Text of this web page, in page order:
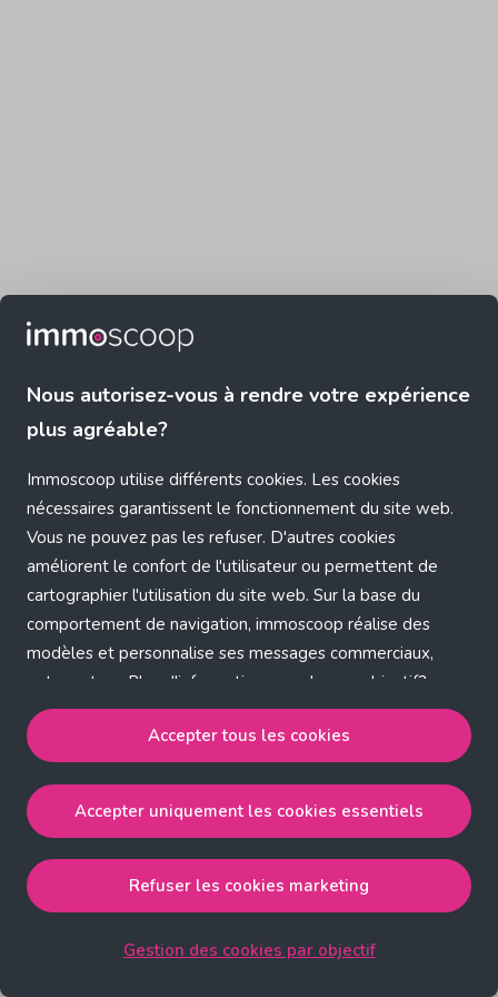
Nous autorisez-vous à rendre votre expérience
plus agréable?
Immoscoop utilise différents cookies. Les cookies
nécessaires garantissent le fonctionnement du site web.
Vous ne pouvez pas les refuser. D'autres cookies
améliorent le confort de l'utilisateur ou permettent de
cartographier l'utilisation du site web. Sur la base du
comportement de navigation, immoscoop réalise des
modèles et personnalise ses messages commerciaux,
entre autres. Plus d'informations sur chaque objectif?
Cliquez sur 'Gestion des cookies par objectif'.
Notre politique de cookies
Accepter tous les cookies
strictement nécessaires, performance, fonctionnalité et
publicité ciblée.
Accepter uniquement les cookies essentielsaccepte
les cookies strictement nécessaires.
Accepter tous les cookies
Accepter uniquement les cookies essentiels
Refuser les cookies marketing
Gestion des cookies par objectif
Application error: a client-side exception has occurred (see the
browser console for more information)